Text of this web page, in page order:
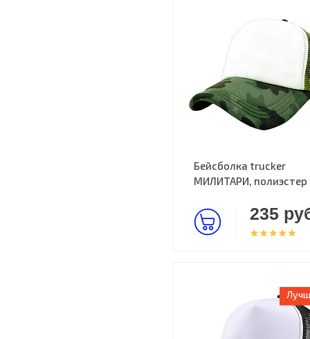
Бейсболка trucker
МИЛИТАРИ, полиэстер
235